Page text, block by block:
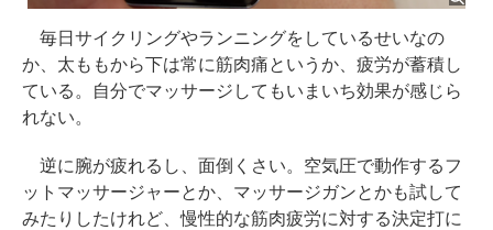
毎日サイクリングやランニングをしているせいなの
か、太ももから下は常に筋肉痛というか、疲労が蓄積し
ている。自分でマッサージしてもいまいち効果が感じら
れない。
逆に腕が疲れるし、面倒くさい。空気圧で動作するフ
ットマッサージャーとか、マッサージガンとかも試して
みたりしたけれど、慢性的な筋肉疲労に対する決定打に